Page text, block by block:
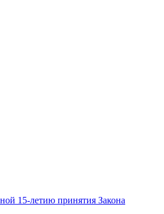
15-летию принятия Закона